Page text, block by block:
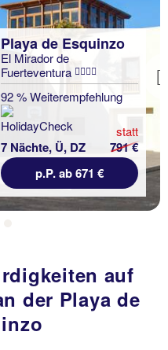
Playa de Esquinzo
El Mirador de
Fuerteventura
92 % Weiterempfehlung
7 Nächte, Ü, DZ
statt
791 €
p.P. ab 671 €
auf
der Playa de